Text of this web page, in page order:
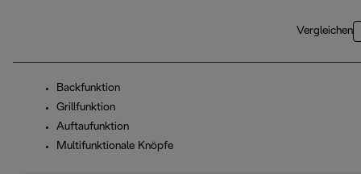
Vergleichen
Backfunktion
Grillfunktion
Auftaufunktion
Multifunktionale Knöpfe